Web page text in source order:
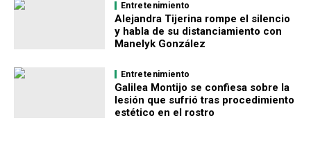
Entretenimiento
Alejandra Tijerina rompe el silencio
y habla de su distanciamiento con
Manelyk González
Entretenimiento
Galilea Montijo se confiesa sobre la
lesión que sufrió tras procedimiento
estético en el rostro